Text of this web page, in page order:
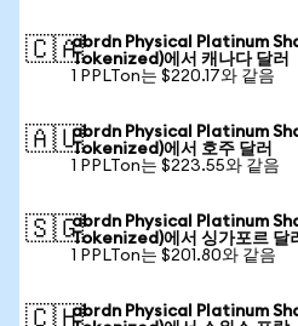
🇨🇦abrdn Physical Platinum
Tokenized)에서 캐나다 달러
1 PPLTon는 $220.17와 같음
🇦🇺abrdn Physical Platinum
Tokenized)에서 호주 달러
1 PPLTon는 $223.55와 같음
🇸🇬abrdn Physical Platinum
Tokenized)에서 싱가포르 달
1 PPLTon는 $201.80와 같음
🇨🇭abrdn Physical Platinum